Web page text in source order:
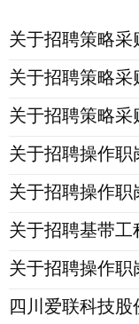
关于招聘策略
关于招聘策略
关于招聘策略
关于招聘操作
关于招聘操作
关于招聘基带
关于招聘操作
四川爱联科技